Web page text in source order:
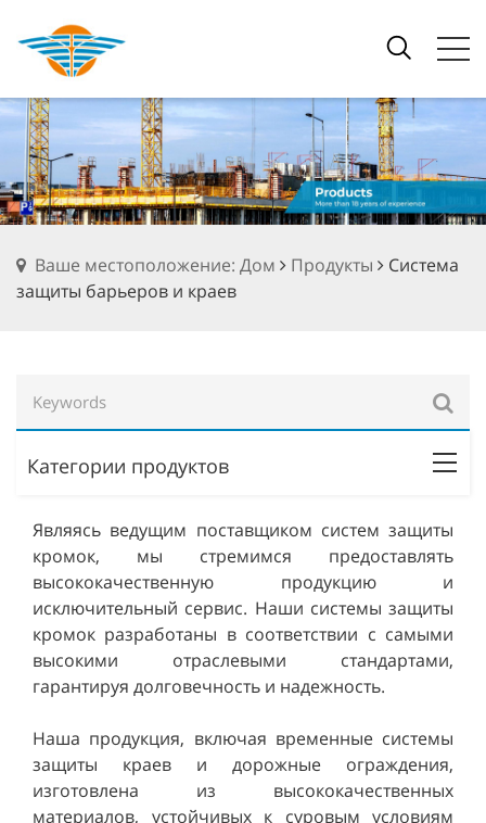
Ваше местоположение: Дом Продукты
Система
защиты барьеров и краев
Категории продуктов
Являясь ведущим поставщиком систем защиты
кромок, мы стремимся предоставлять
высококачественную продукцию и
исключительный сервис. Наши системы защиты
кромок разработаны в соответствии с самыми
высокими отраслевыми стандартами,
гарантируя долговечность и надежность.
Наша продукция, включая временные системы
защиты краев и дорожные ограждения,
изготовлена из высококачественных
материалов, устойчивых к суровым условиям